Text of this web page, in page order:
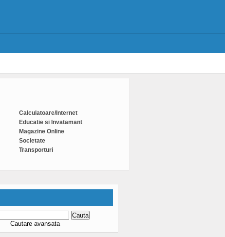
Calculatoare/Internet
Educatie si Invatamant
Magazine Online
Societate
Transporturi
Cautare avansata